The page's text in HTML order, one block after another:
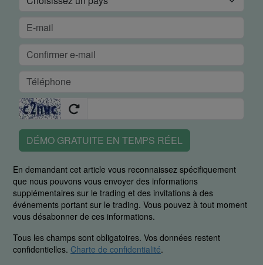
DÉMO GRATUITE EN TEMPS RÉEL
En demandant cet article vous reconnaissez spécifiquement
que nous pouvons vous envoyer des informations
supplémentaires sur le trading et des invitations à des
événements portant sur le trading. Vous pouvez à tout moment
vous désabonner de ces informations.
Tous les champs sont obligatoires. Vos données restent
confidentielles. Charte de confidentialité.